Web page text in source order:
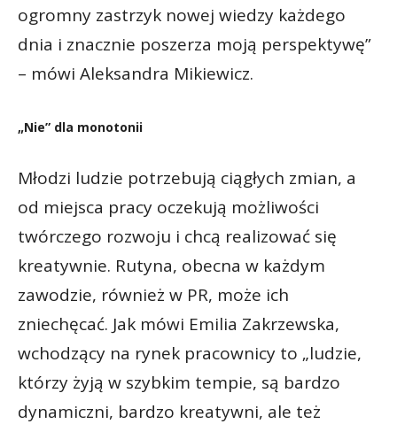
ogromny zastrzyk nowej wiedzy każdego
dnia i znacznie poszerza moją perspektywę”
– mówi Aleksandra Mikiewicz.
„Nie” dla monotonii
Młodzi ludzie potrzebują ciągłych zmian, a
od miejsca pracy oczekują możliwości
twórczego rozwoju i chcą realizować się
kreatywnie. Rutyna, obecna w każdym
zawodzie, również w PR, może ich
zniechęcać. Jak mówi Emilia Zakrzewska,
wchodzący na rynek pracownicy to „ludzie,
którzy żyją w szybkim tempie, są bardzo
dynamiczni, bardzo kreatywni, ale też